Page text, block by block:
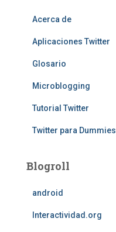
Acerca de
Aplicaciones Twitter
Glosario
Microblogging
Tutorial Twitter
Twitter para Dummies
Blogroll
android
Interactividad.org